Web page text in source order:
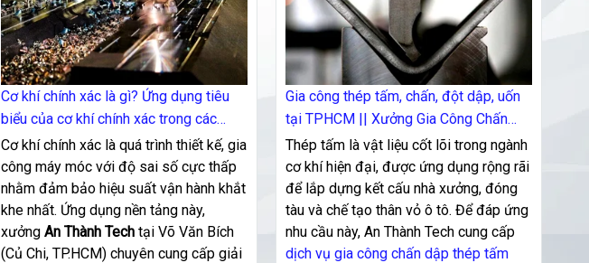
Cơ khí chính xác là gì? Ứng dụng tiêu
biểu của cơ khí chính xác trong các
ngành nghề
Cơ khí chính xác là quá trình thiết kế, gia
công máy móc với độ sai số cực thấp
nhằm đảm bảo hiệu suất vận hành khắt
khe nhất. Ứng dụng nền tảng này,
xưởng An Thành Tech tại Võ Văn Bích
(Củ Chi, TP.HCM) chuyên cung cấp giải
Gia công thép tấm, chấn, đột dập, uốn
tại TPHCM || Xưởng Gia Công Chấn
Đột Dập Uốn Tại TPHCM
Thép tấm là vật liệu cốt lõi trong ngành
cơ khí hiện đại, được ứng dụng rộng rãi
để lắp dựng kết cấu nhà xưởng, đóng
tàu và chế tạo thân vỏ ô tô. Để đáp ứng
nhu cầu này, An Thành Tech cung cấp
dịch vụ gia công chấn dập thép tấm